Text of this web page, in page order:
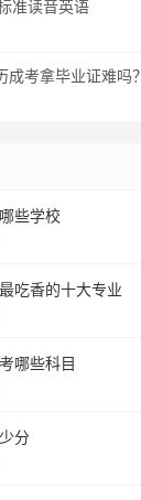
准读音英语
成考拿毕业证难吗？
些学校
吃香的十大专业
哪些科目
分